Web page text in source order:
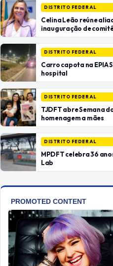
DISTRITO FEDERAL
Celina Leão reúne
inauguração de
DISTRITO FEDERAL
Carro capota na EPIA
hospital
DISTRITO FEDERAL
TJDFT abre Semana
homenagem a mães
DISTRITO FEDERAL
MPDFT celebra 36
Lab